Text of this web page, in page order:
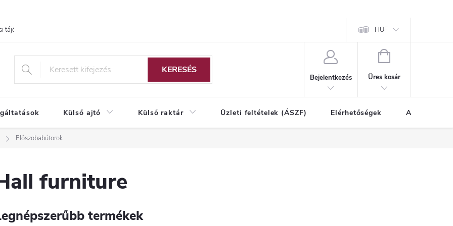
tájékoztató HUF
KERESÉS
Bejelentkezés
KOSÁR
Üres kosár
Külső ajtó Külső raktár Üzleti feltételek (ÁSZF) Elérhetőségek A vásárlás
Előszobabútorok
furniture
termékek